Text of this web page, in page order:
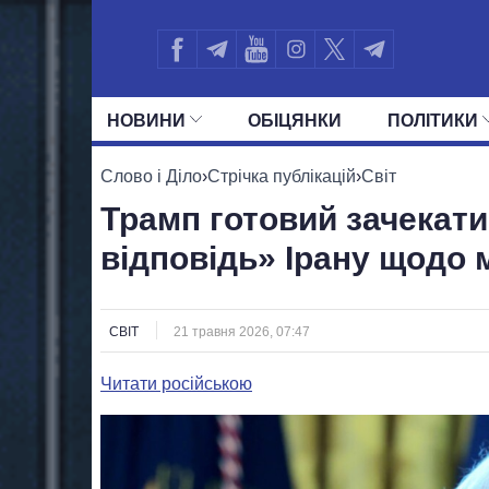
НОВИНИ ОБIЦЯНКИ ПОЛIТИКИ
УСІ ПОЛІТИКИ ПРЕЗИДЕНТ І ОФІС
Слово і Діло›Стрічка публікацій›Світ
Трамп готовий
відповідь» Ірану щодо
СВІТ 21 травня 2026, 07:47
Читати російською